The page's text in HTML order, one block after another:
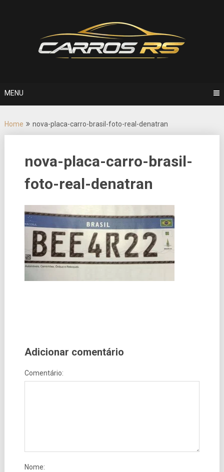
MENU
Home nova-placa-carro-brasil-foto-real-denatran
nova-placa-carro-brasil-
foto-real-denatran
Adicionar comentário
Comentário:
Nome: